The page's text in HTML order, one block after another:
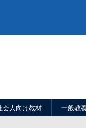
会人向け教材 一般教